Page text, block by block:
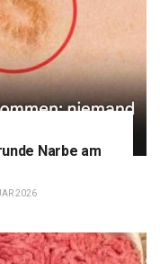
Narbe am
2026